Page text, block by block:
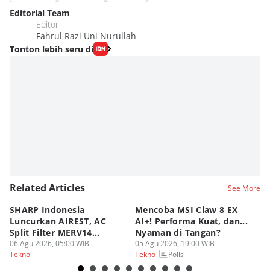
Editorial Team
Editor
Fahrul Razi Uni Nurullah
Tonton lebih seru di
Related Articles See More
SHARP Indonesia
Luncurkan AIREST, AC
Split Filter MERV14
Perdana!
06 Agu 2026, 05:00 WIB
Tekno
Mencoba MSI Claw 8 EX
AI+! Performa Kuat, dan...
Nyaman di Tangan?
05 Agu 2026, 19:00 WIB
Tekno
Polls